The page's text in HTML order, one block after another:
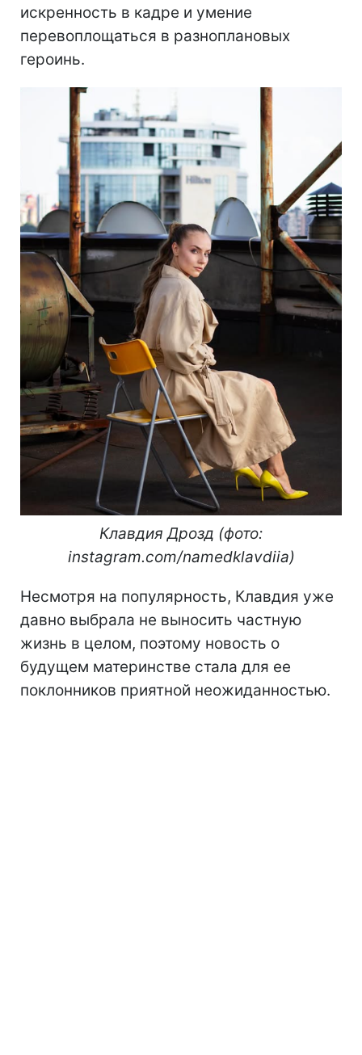
искренность в кадре и умение
перевоплощаться в разноплановых
героинь.
Клавдия Дрозд (фото:
instagram.com/namedklavdiia)
Несмотря на популярность, Клавдия уже
давно выбрала не выносить частную
жизнь в целом, поэтому новость о
будущем материнстве стала для ее
поклонников приятной неожиданностью.